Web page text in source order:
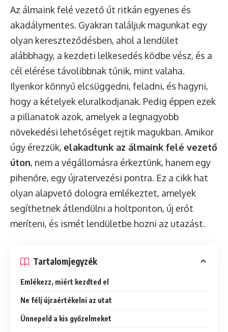
Az álmaink felé vezető út ritkán egyenes és
akadálymentes. Gyakran találjuk magunkat egy
olyan kereszteződésben, ahol a lendület
alábbhagy, a kezdeti lelkesedés ködbe vész, és a
cél elérése távolibbnak tűnik, mint valaha.
Ilyenkor könnyű elcsüggedni, feladni, és hagyni,
hogy a kételyek eluralkodjanak. Pedig éppen ezek
a pillanatok azok, amelyek a legnagyobb
növekedési lehetőséget rejtik magukban. Amikor
úgy érezzük, elakadtunk az álmaink felé vezető
úton, nem a végállomásra érkeztünk, hanem egy
pihenőre, egy újratervezési pontra. Ez a cikk hat
olyan alapvető dologra emlékeztet, amelyek
segíthetnek átlendülni a holtponton, új erőt
meríteni, és ismét lendületbe hozni az utazást.
Tartalomjegyzék
Emlékezz, miért kezdted el
Ne félj újraértékelni az utat
Ünnepeld a kis győzelmeket